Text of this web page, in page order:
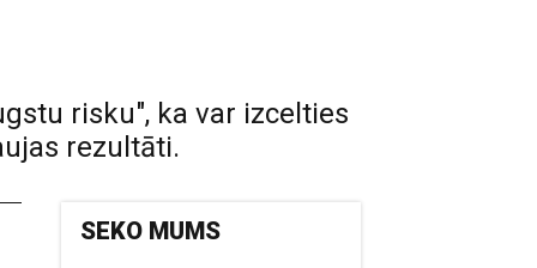
risku", ka var izcelties
rezultāti.
SEKO MUMS